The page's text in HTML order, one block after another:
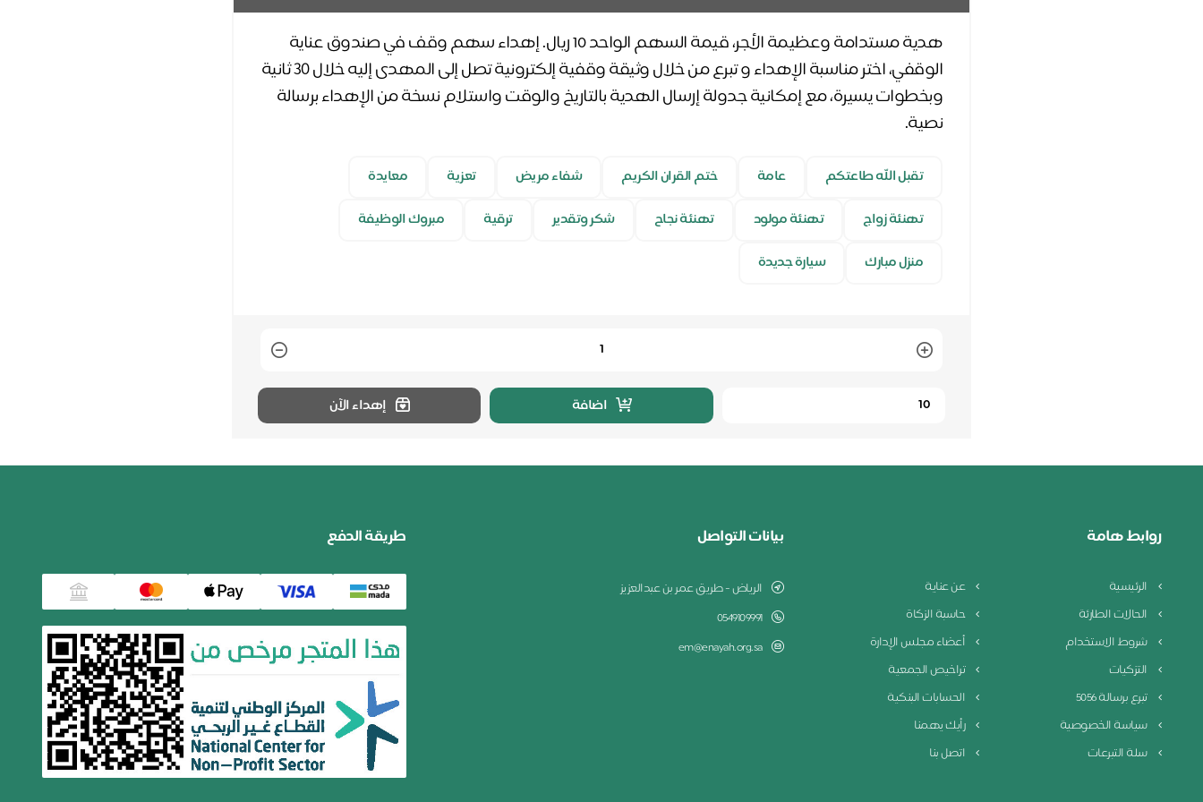
هدية مستدامة وعظيمة الأجر، قيمة السهم الواحد 10 ريال. إهداء سهم وقف في صندوق عناية
الوقفي، اختر مناسبة الإهداء و تبرع من خلال وثيقة وقفية إلكترونية تصل إلى المهدى إليه خلال ٣٠ ثانية
وبخطوات يسيرة، مع إمكانية جدولة إرسال الهدية بالتاريخ والوقت واستلام نسخة من الإهداء برسالة
نصية.
تقبل الله طاعتكم عامة ختم القران الكريم شفاء مريض تعزية
معايدة
تهنئة زواج
تهنئة مولود تهنئة نجاح شكر وتقدير ترقية
مبروك الوظيفة
منزل مبارك
سيارة جديدة
Quantity
اضافة إهداء الآن
روابط هامة
الرئيسية
عن عناية
الحالات الطارئة
حاسبة الزكاة
شروط الاستخدام
أعضاء مجلس الإدارة
التزكيات
تراخيص الجمعية
تبرع برسالة 5056
الحسابات البنكية
سياسة الخصوصية
رأيك يهمنا
سلة التبرعات
اتصل بنا
بيانات التواصل
الرياض - طريق عمر بن عبدالعزيز
0549109991
em@enayah.org.sa
طريقة الدفع